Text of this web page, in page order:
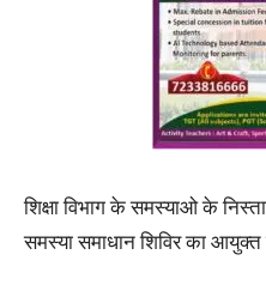
शिक्षा विभाग के समस्याओ के
समस्या समाधान शिविर का